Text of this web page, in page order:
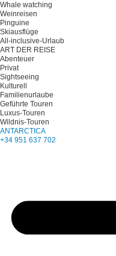
Whale watching
Weinreisen
Pinguine
Skiausflüge
All-inclusive-Urlaub
ART DER REISE
Abenteuer
Privat
Sightseeing
Kulturell
Familienurlaube
Geführte Touren
Luxus-Touren
Wildnis-Touren
ANTARCTICA
+34 951 637 702